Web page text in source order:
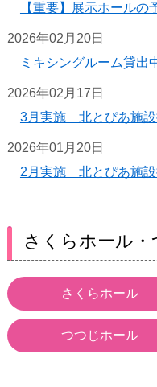
【重要】展示ホール
2026年02月20日
ミキシングルーム貸出
2026年02月17日
3月実施 北とぴあ施設
2026年01月20日
2月実施 北とぴあ施設
さくらホール
さくらホール
つつじホール